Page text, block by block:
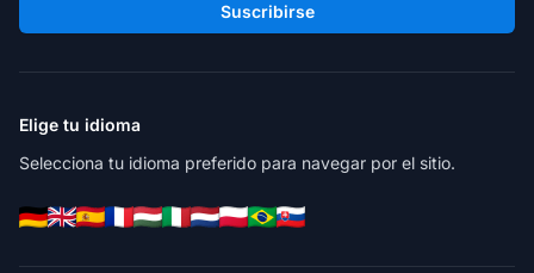
Suscribirse
Elige tu idioma
Selecciona tu idioma preferido para navegar por el sitio.